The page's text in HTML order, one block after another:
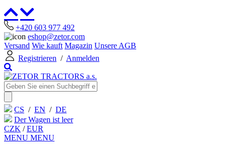
+420 603 977 492
eshop@zetor.com
Versand Wie kauft Magazin Unsere AGB
Registrieren / Anmelden
CS / EN / DE
Der Wagen ist leer
CZK /EUR
MENU MENU